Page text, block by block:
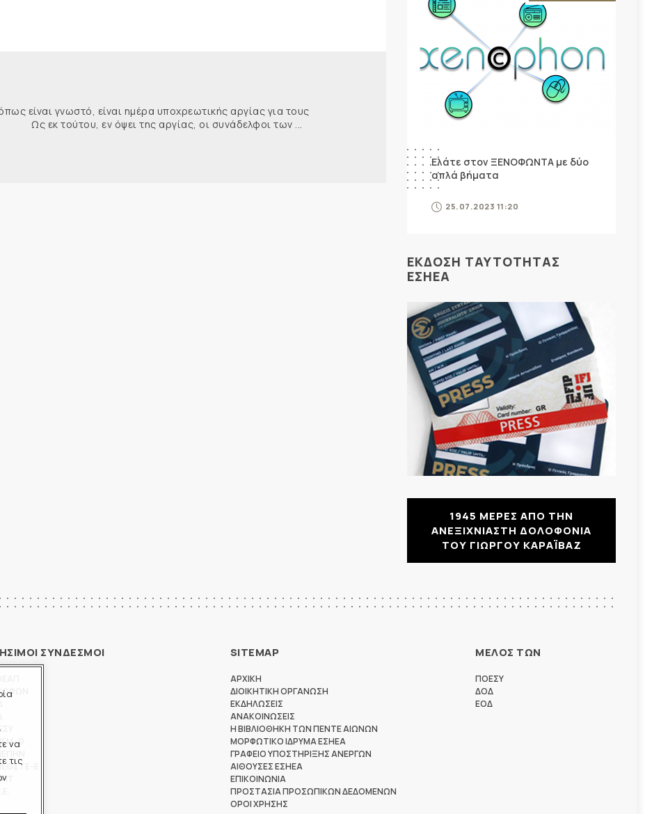
να
τις
γνωστό, είναι ημέρα υποχρεωτικής αργίας για τους
εκ τούτου, εν όψει της αργίας, οι συνάδελφοι των ...
Ελάτε στον ΞΕΝΟΦΩΝΤΑ με δύο
απλά βήματα
25.07.2023 11:20
ΕΚΔΟΣΗ ΤΑΥΤΟΤΗΤΑΣ
ΕΣΗΕΑ
1945 ΜΕΡΕΣ ΑΠΟ ΤΗΝ
ΑΝΕΞΙΧΝΙΑΣΤΗ ΔΟΛΟΦΟΝΙΑ
ΤΟΥ ΓΙΩΡΓΟΥ ΚΑΡΑΪΒΑΖ
ΣΥΝΔΕΣΜΟΙ
Θ
Ε
SITEMAP
ΑΡΧΙΚΗ
ΔΙΟΙΚΗΤΙΚΗ ΟΡΓΑΝΩΣΗ
ΕΚΔΗΛΩΣΕΙΣ
ΑΝΑΚΟΙΝΩΣΕΙΣ
Η ΒΙΒΛΙΟΘΗΚΗ ΤΩΝ ΠΕΝΤΕ ΑΙΩΝΩΝ
ΜΟΡΦΩΤΙΚΟ ΙΔΡΥΜΑ ΕΣΗΕΑ
ΓΡΑΦΕΙΟ ΥΠΟΣΤΗΡΙΞΗΣ ΑΝΕΡΓΩΝ
ΑΙΘΟΥΣΕΣ ΕΣΗΕΑ
ΕΠΙΚΟΙΝΩΝΙΑ
ΠΡΟΣΤΑΣΙΑ ΠΡΟΣΩΠΙΚΩΝ ΔΕΔΟΜΕΝΩΝ
ΟΡΟΙ ΧΡΗΣΗΣ
ΜΕΛΟΣ ΤΩΝ
ΠΟΕΣΥ
ΔΟΔ
ΕΟΔ